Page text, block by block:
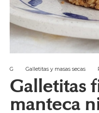
G Galletitas y masas secas
Galletitas
manteca